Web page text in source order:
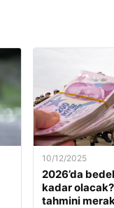
10/12/2025
2026’da
kadar
tahmini